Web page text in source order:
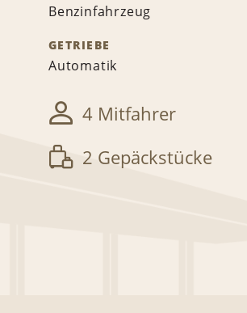
Benzinfahrzeug
GETRIEBE
Automatik
4 Mitfahrer
2 Gepäckstücke